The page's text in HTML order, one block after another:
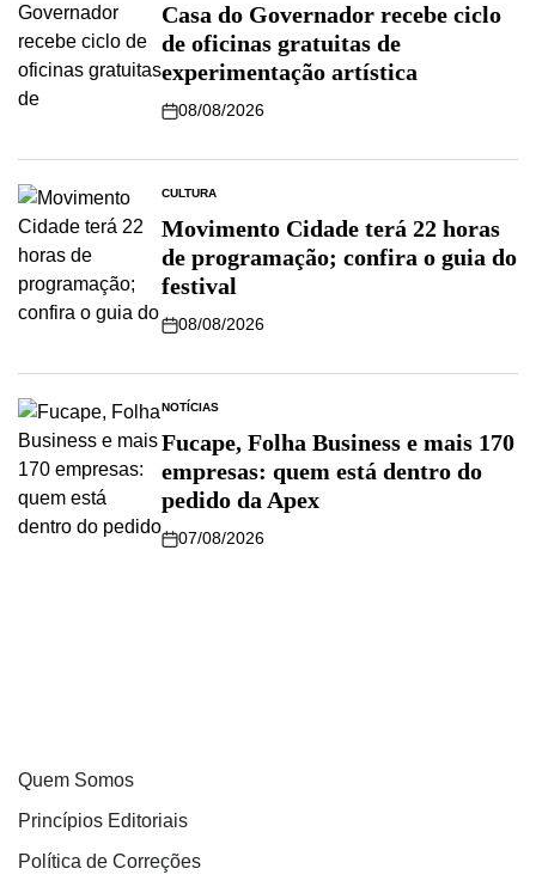
Casa do Governador recebe ciclo
de oficinas gratuitas de
experimentação artística
08/08/2026
CULTURA
Movimento Cidade terá 22 horas
de programação; confira o guia do
festival
08/08/2026
NOTÍCIAS
Fucape, Folha Business e mais 170
empresas: quem está dentro do
pedido da Apex
07/08/2026
Quem Somos
Princípios Editoriais
Política de Correções